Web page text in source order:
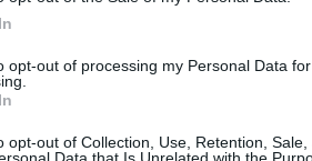
opt-out of processing my Personal Data
opt-out of Collection, Use, Retention,
all’ambiente e al territorio
di coinvolgere
degli incontri che a breve
venatorio, nella